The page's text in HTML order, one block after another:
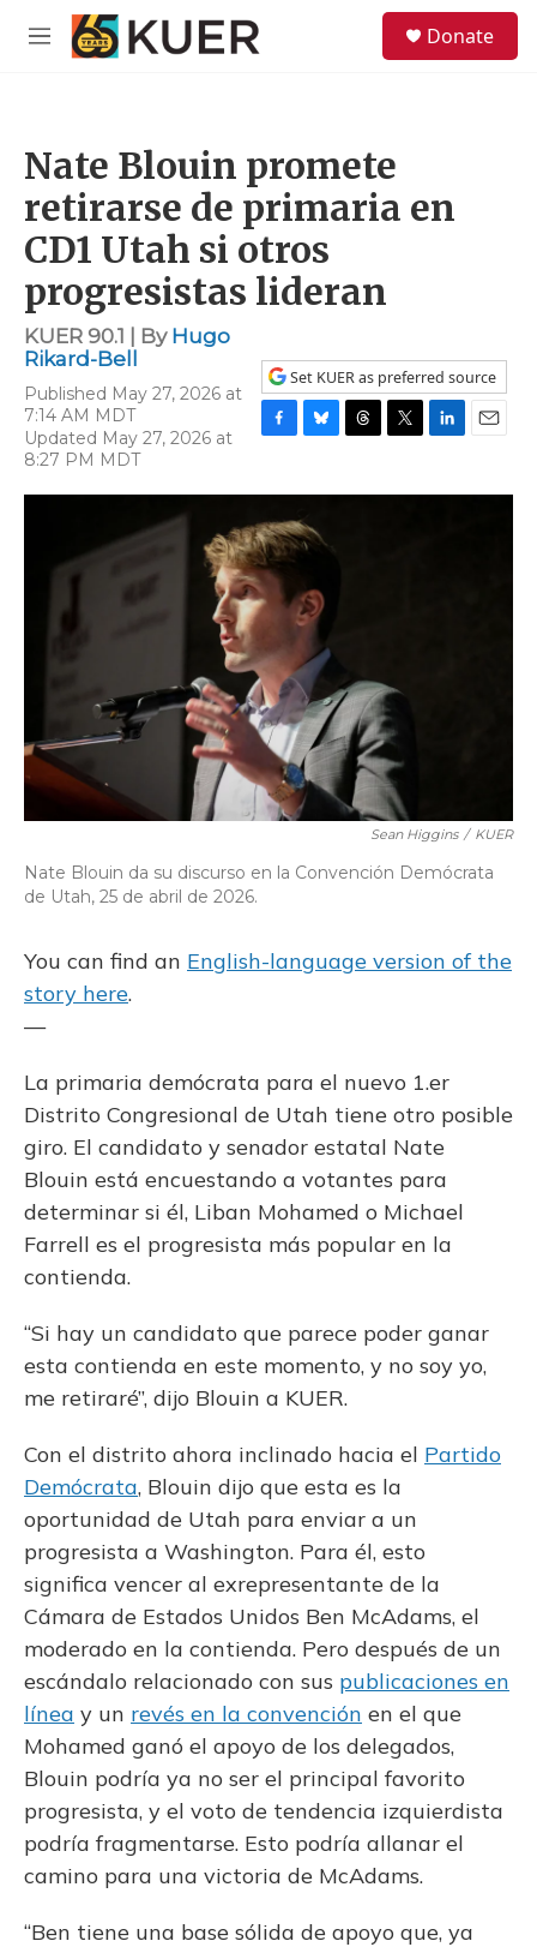
Skip to main content
M
Donate
Nate Blouin promete
retirarse de primaria en
CD1 Utah si otros
progresistas lideran
KUER 90.1 | By Hugo
Rikard-Bell
Published May 27, 2026 at
7:14 AM MDT
Updated May 27, 2026 at
8:27 PM MDT
Set KUER as preferred source
c
b
o
o
k
u
s
k
r
i
n
a
Sean Higgins / KUER
Nate Blouin da su discurso en la Convención Demócrata
de Utah, 25 de abril de 2026.
You can find an English-language version of the
story here.
—
La primaria demócrata para el nuevo 1.er
Distrito Congresional de Utah tiene otro posible
giro. El candidato y senador estatal Nate
Blouin está encuestando a votantes para
determinar si él, Liban Mohamed o Michael
Farrell es el progresista más popular en la
contienda.
“Si hay un candidato que parece poder ganar
esta contienda en este momento, y no soy yo,
me retiraré”, dijo Blouin a KUER.
Con el distrito ahora inclinado hacia el Partido
Demócrata, Blouin dijo que esta es la
oportunidad de Utah para enviar a un
progresista a Washington. Para él, esto
significa vencer al exrepresentante de la
Cámara de Estados Unidos Ben McAdams, el
moderado en la contienda. Pero después de un
escándalo relacionado con sus publicaciones en
línea y un revés en la convención en el que
Mohamed ganó el apoyo de los delegados,
Blouin podría ya no ser el principal favorito
progresista, y el voto de tendencia izquierdista
podría fragmentarse. Esto podría allanar el
camino para una victoria de McAdams.
“Ben tiene una base sólida de apoyo que, ya